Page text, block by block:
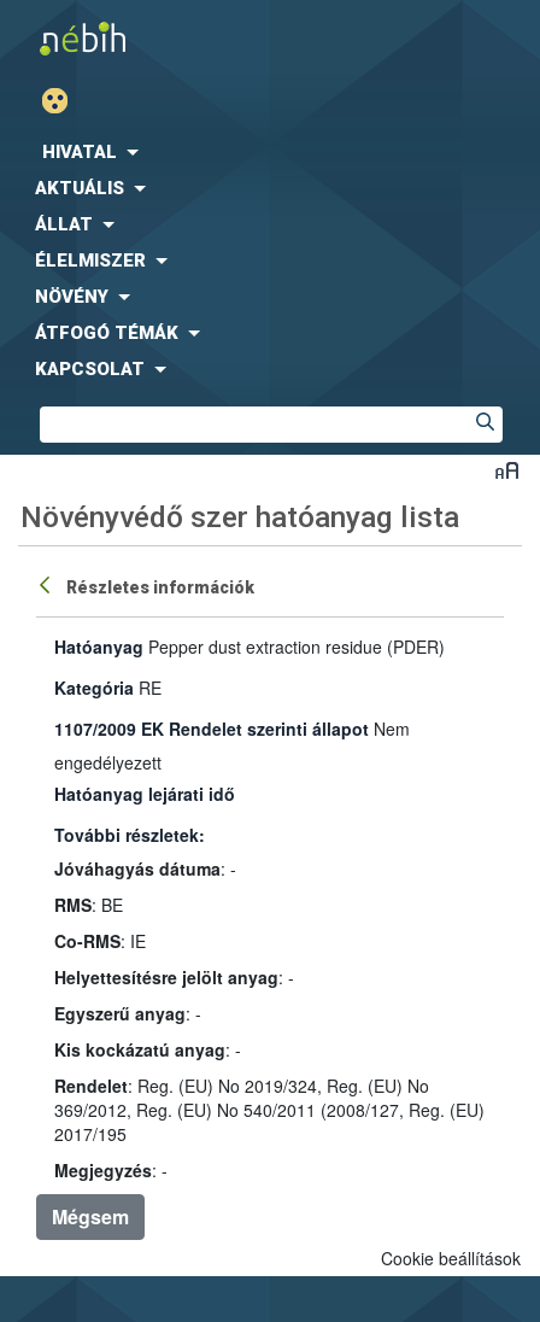
HIVATAL
AKTUÁLIS
ÁLLAT
ÉLELMISZER
NÖVÉNY
ÁTFOGÓ TÉMÁK
KAPCSOLAT
Növényvédő szer hatóanyag lista
Részletes információk
Hatóanyag Pepper dust extraction residue (PDER)
Kategória RE
1107/2009 EK Rendelet szerinti állapot
engedélyezett
Hatóanyag lejárati idő
További részletek:
Jóváhagyás dátuma: -
RMS: BE
Co-RMS: IE
Helyettesítésre jelölt anyag: -
Egyszerű anyag: -
Kis kockázatú anyag: -
Rendelet: Reg. (EU) No 2019/324, Reg. (EU) No
369/2012, Reg. (EU) No 540/2011 (2008/127, Reg. (EU)
2017/195
Megjegyzés: -
Mégsem
Cookie beállítások